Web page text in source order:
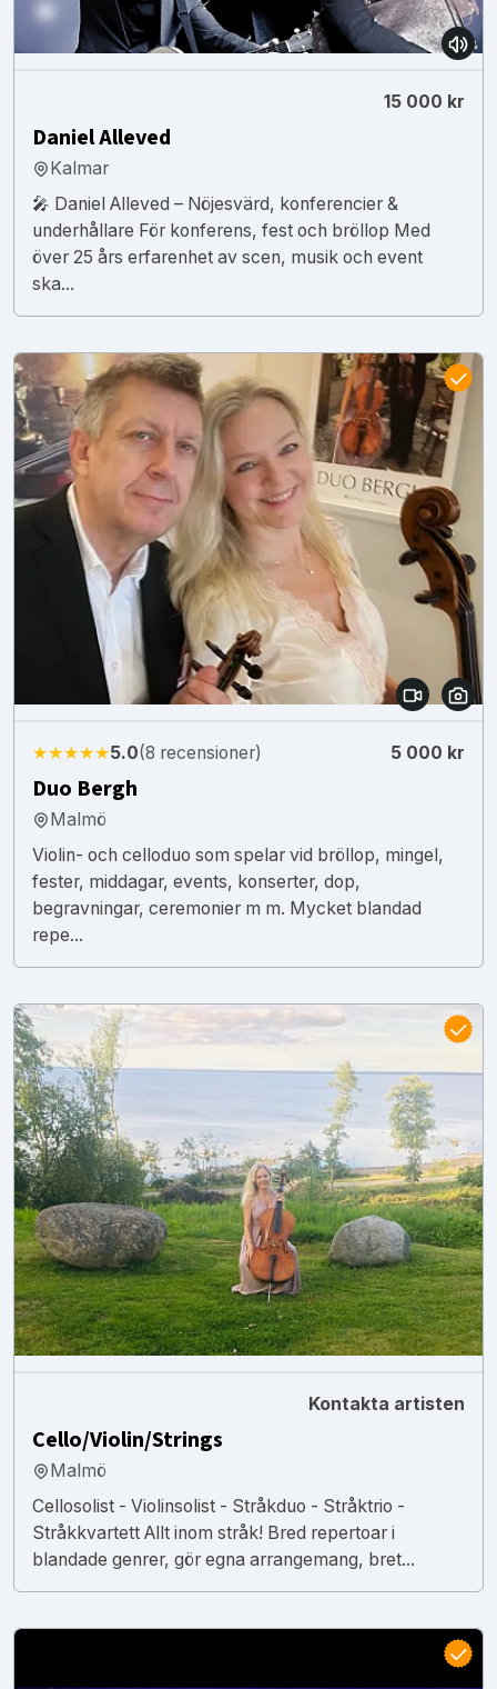
15 000 kr
Daniel Alleved
Kalmar
🎤 Daniel Alleved – Nöjesvärd, konferencier &
underhållare För konferens, fest och bröllop Med
över 25 års erfarenhet av scen, musik och event
ska...
★★★★★5.0(8 recensioner) 5 000 kr
Duo Bergh
Malmö
Violin- och celloduo som spelar vid bröllop, mingel,
fester, middagar, events, konserter, dop,
begravningar, ceremonier m m. Mycket blandad
repe...
Kontakta artisten
Cello/Violin/Strings
Malmö
Cellosolist - Violinsolist - Stråkduo - Stråktrio -
Stråkkvartett Allt inom stråk! Bred repertoar i
blandade genrer, gör egna arrangemang, bret...